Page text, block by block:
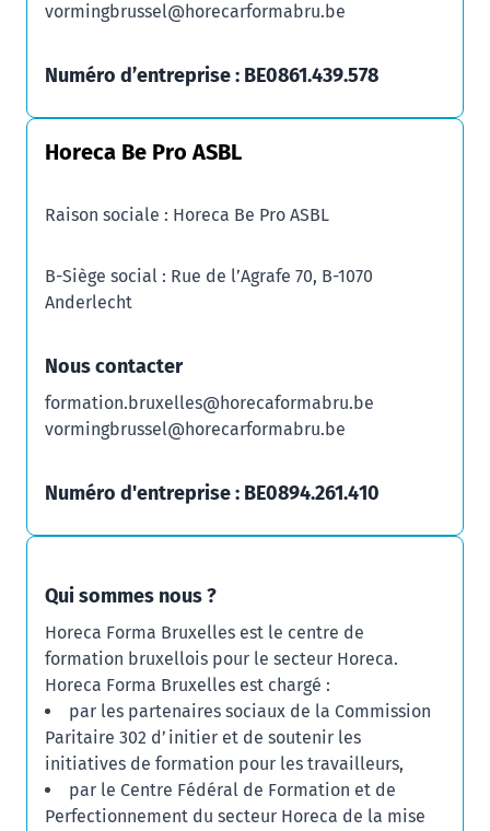
vormingbrussel@horecarformabru.be
Numéro d’entreprise : BE0861.439.578
Horeca Be Pro ASBL
Raison sociale : Horeca Be Pro ASBL
B-Siège social : Rue de l’Agrafe 70, B-1070
Anderlecht
Nous contacter
formation.bruxelles@horecaformabru.be
vormingbrussel@horecarformabru.be
Numéro d'entreprise : BE0894.261.410
Qui sommes nous ?
Horeca Forma Bruxelles est le centre de
formation bruxellois pour le secteur Horeca.
Horeca Forma Bruxelles est chargé :
par les partenaires sociaux de la Commission
Paritaire 302 d’initier et de soutenir les
initiatives de formation pour les travailleurs,
par le Centre Fédéral de Formation et de
Perfectionnement du secteur Horeca de la mise